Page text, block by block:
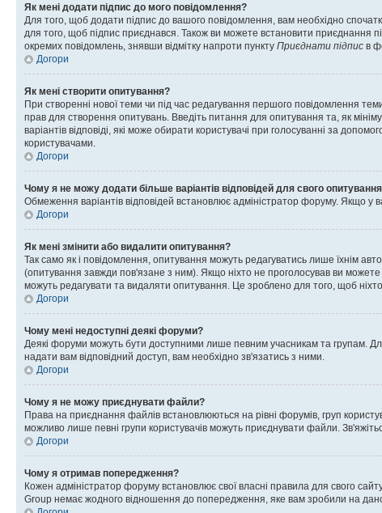
Як мені додати підпис до мого повідомлення?
Для того, щоб додати підпис до вашого повідомлення, вам необхідно
для того, щоб підпис приєднався. Також ви можете встановити приєднання
окремих повідомлень, знявши відмітку напроти пункту Приєднати підпис в
Догори
Як мені створити опитування?
При створенні нової теми чи під час редагування першого повідомлення
прав для створення опитувань. Введіть питання для опитування та, як
варіантів відповіді, які може обирати користувачі при голосуванні за
користувачами.
Догори
Чому я не можу додати більше варіантів відповідей для свого
Обмеження варіантів відповідей встановлює адміністратор форуму. Якщо у
Догори
Як мені змінити або видалити опитування?
Так само як і повідомлення, опитування можуть редагуватись лише їхнім
(опитування завжди пов'язане з ним). Якщо ніхто не проголосував ви можете
можуть редагувати та видаляти опитування. Це зроблено для того, щоб ніхто
Догори
Чому мені недоступні деякі форуми?
Деякі форуми можуть бути доступними лише певним учасникам та групам.
надати вам відповідний доступ, вам необхідно зв'язатись з ними.
Догори
Чому я не можу приєднувати файли?
Права на приєднання файлів встановлюються на рівні форумів, груп
можливо лише певні групи користувачів можуть приєднувати файли.
Догори
Чому я отримав попередження?
Кожен адміністратор форуму встановлює свої власні правила для свого
Group немає жодного відношення до попередження, яке вам зробили на